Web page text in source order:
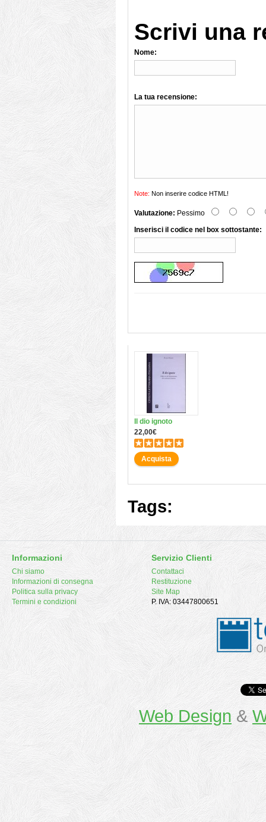
Scrivi una
Nome:
La tua recensione:
Note: Non inserire codice HTML!
Valutazione: Pessimo
Inserisci il codice nel box sottostante:
Il dio ignoto
22,00€
Acquista
Tags:
Informazioni
Chi siamo
Informazioni di consegna
Politica sulla privacy
Termini e condizioni
Servizio Clienti
Contattaci
Restituzione
Site Map
P. IVA: 03447800651
Web Design &